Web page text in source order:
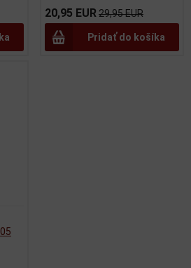
20,95 EUR 29,95 EUR
Pridať do košíka